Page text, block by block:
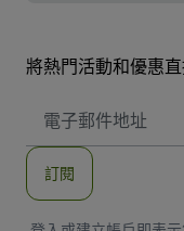
將熱門活動和優惠
子
地
訂閱